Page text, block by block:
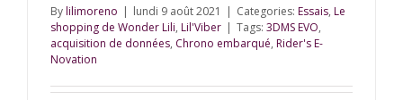
Bylilimoreno | lundi 9 août 2021 | Categories: Essais, Le
shopping de Wonder Lili, Lil'Viber | Tags: 3DMS EVO,
acquisition de données, Chrono embarqué, Rider's E-
Novation